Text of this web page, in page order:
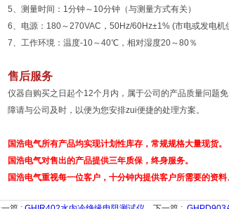
5、测量时间：1分钟～10分钟（与测量方式有关）
6、电源：180～270VAC，50Hz/60Hz±1% (市电或发电机
7、工作环境：温度-10～40℃，相对湿度20～80％
售后服务
仪器自购买之日起个12个月内，属于公司的产品质量问题
障请与公司及时，以便为您安排zui便捷的处理方案。
国浩电气所有产品均实现计划性库存，常规规格大量现货。
国浩电气对售出的产品提供三年质保，终身服务。
国浩电气重视每一位客户，十分钟内提供客户所需要的资料